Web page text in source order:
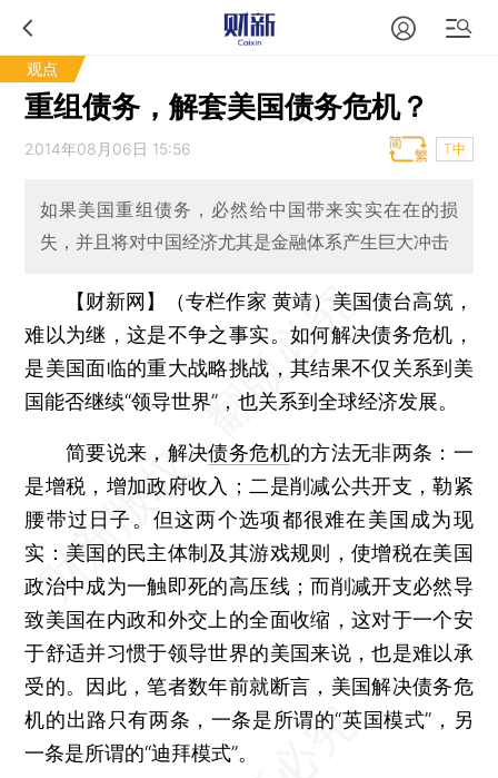
观点
重组债务，解套美国债务危机？
2014年08月06日 15:56 T中
如果美国重组债务，必然给中国带来实实在在的损
失，并且将对中国经济尤其是金融体系产生巨大冲击
【财新网】（专栏作家 黄靖） 美国债台高筑，
难以为继，这是不争之事实。如何解决债务危机，
是美国面临的重大战略挑战，其结果不仅关系到美
国能否继续“领导世界”，也关系到全球经济发展。
简要说来，解决债务危机的方法无非两条：一
是增税，增加政府收入；二是削减公共开支，勒紧
腰带过日子。但这两个选项都很难在美国成为现
实：美国的民主体制及其游戏规则，使增税在美国
政治中成为一触即死的高压线；而削减开支必然导
致美国在内政和外交上的全面收缩，这对于一个安
于舒适并习惯于领导世界的美国来说，也是难以承
受的。因此，笔者数年前就断言，美国解决债务危
机的出路只有两条，一条是所谓的“英国模式”，另
一条是所谓的“迪拜模式”。